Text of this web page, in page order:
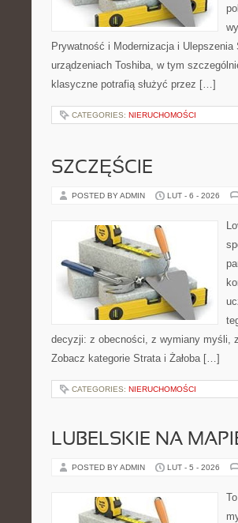
Prywatność i Modernizacja i
urządzeniach Toshiba, w tym
klasyczne potrafią służyć przez […]
CATEGORIES: NIERUCHOMOŚCI
SZCZĘŚCIE
POSTED BY ADMIN LUT - 6 - 2026
decyzji: z obecności, z wymiany myśli,
Zobacz kategorie Strata i Żałoba […]
CATEGORIES: NIERUCHOMOŚCI
LUBELSKIE NA
POSTED BY ADMIN LUT - 5 - 2026